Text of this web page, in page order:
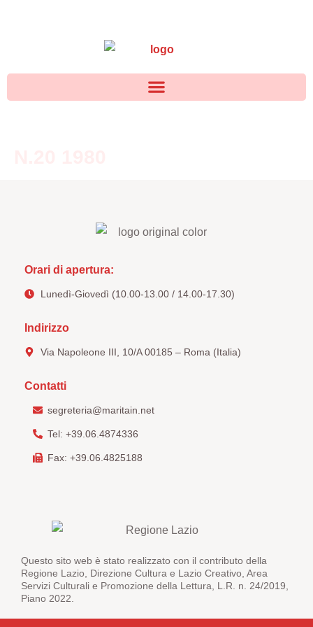
Orari di apertura:
Lunedì-Giovedì (10.00-13.00 / 14.00-17.30)
Indirizzo
Via Napoleone III, 10/A 00185 – Roma (Italia)
Contatti
segreteria@maritain.net
Tel: +39.06.4874336
Fax: +39.06.4825188
Questo sito web è stato realizzato con il contributo della
Regione Lazio, Direzione Cultura e Lazio Creativo, Area
Servizi Culturali e Promozione della Lettura, L.R. n. 24/2019,
Piano 2022.